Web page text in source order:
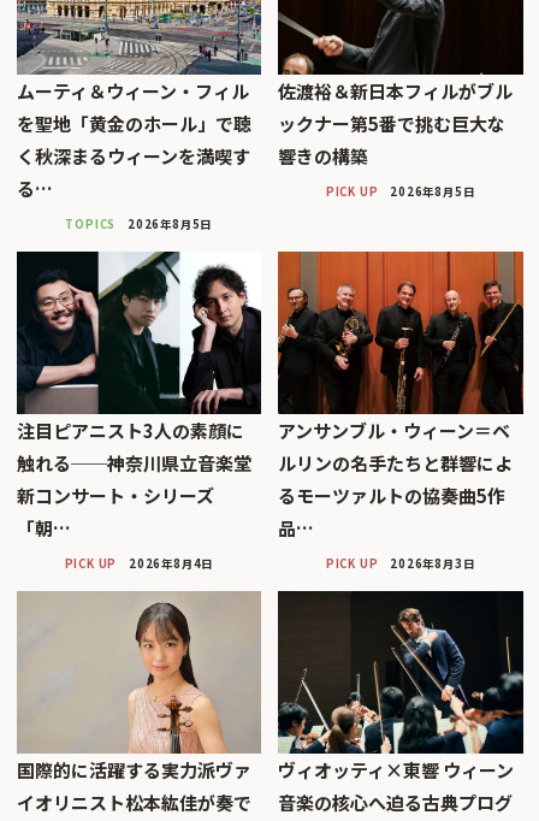
ムーティ＆ウィーン・フィル
を聖地「黄金のホール」で聴
く秋深まるウィーンを満喫す
る…
TOPICS 2026年8月5日
佐渡裕＆新日本フィルがブル
ックナー第5番で挑む巨大な
響きの構築
PICK UP 2026年8月5日
注目ピアニスト3人の素顔に
触れる──神奈川県立音楽堂
新コンサート・シリーズ
「朝…
PICK UP 2026年8月4日
アンサンブル・ウィーン＝ベ
ルリンの名手たちと群響によ
るモーツァルトの協奏曲5作
品…
PICK UP 2026年8月3日
国際的に活躍する実力派ヴァ
イオリニスト松本紘佳が奏で
ヴィオッティ×東響 ウィーン
音楽の核心へ迫る古典プログ